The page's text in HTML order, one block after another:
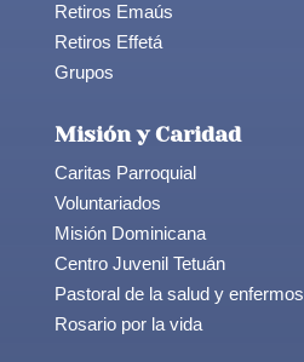
Retiros Emaús
Retiros Effetá
Grupos
Misión y Caridad
Caritas Parroquial
Voluntariados
Misión Dominicana
Centro Juvenil Tetuán
Pastoral de la salud y enfermos
Rosario por la vida